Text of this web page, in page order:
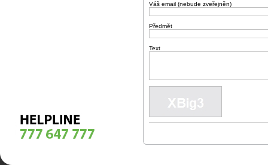
Váš email (nebude zveřejněn)
Předmět
Text